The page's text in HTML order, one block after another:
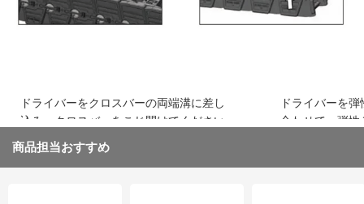
ドライバーをクロスバーの両端溝に差し
込み、クロスバーをこじ開けてください
ドライバーを
合わせて、弾
商品担当おすすめ